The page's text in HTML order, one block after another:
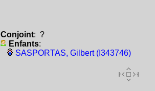
Conjoint: ?
Enfants:
SASPORTAS, Gilbert (I343746)